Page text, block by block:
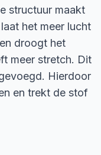
structuur maakt
het meer lucht
droogt het
meer stretch. Dit
Hierdoor
en trekt de stof